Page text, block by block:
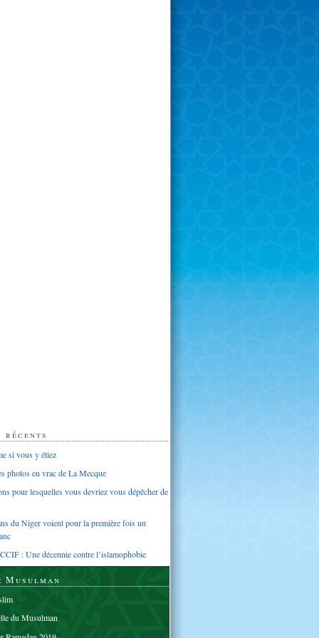
si vous y étiez
photos en vrac de La Mecque
pour lesquelles vous devriez vous dépêcher de
du Niger voient pour la première fois un
: Une décennie contre l’islamophobie
Musulman
du Musulman